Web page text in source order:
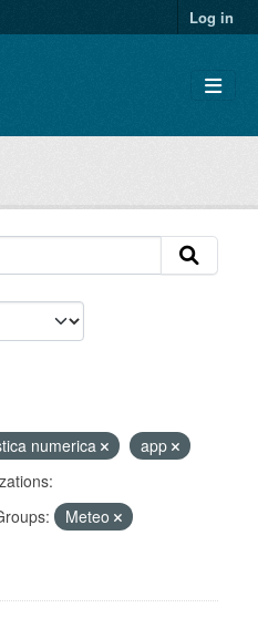
Log in
numerica
app
Meteo